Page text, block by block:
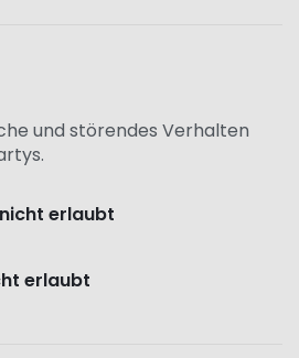
und störendes Verhalten
erlaubt
erlaubt